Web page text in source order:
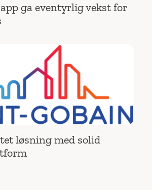
ga eventyrlig vekst for
løsning med solid